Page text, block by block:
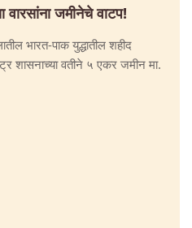
वारसांना जमीनेचे वाटप!
भारत-पाक युद्धातील शहीद
शासनाच्या वतीने ५ एकर जमीन मा.